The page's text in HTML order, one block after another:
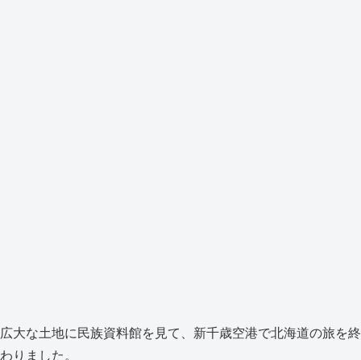
広大な土地に民族資料館を見て、新千歳空港で北海道の旅を終
わりました。